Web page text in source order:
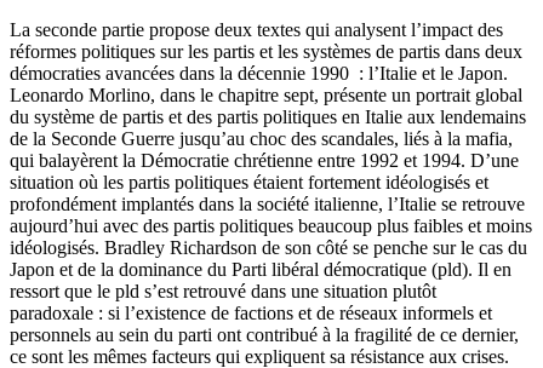
La seconde partie propose deux textes qui analysent l’impact des
réformes politiques sur les partis et les systèmes de partis dans deux
démocraties avancées dans la décennie 1990 : l’Italie et le Japon.
Leonardo Morlino, dans le chapitre sept, présente un portrait global
du système de partis et des partis politiques en Italie aux lendemains
de la Seconde Guerre jusqu’au choc des scandales, liés à la mafia,
qui balayèrent la Démocratie chrétienne entre 1992 et 1994. D’une
situation où les partis politiques étaient fortement idéologisés et
profondément implantés dans la société italienne, l’Italie se retrouve
aujourd’hui avec des partis politiques beaucoup plus faibles et moins
idéologisés. Bradley Richardson de son côté se penche sur le cas du
Japon et de la dominance du Parti libéral démocratique (pld). Il en
ressort que le pld s’est retrouvé dans une situation plutôt
paradoxale : si l’existence de factions et de réseaux informels et
personnels au sein du parti ont contribué à la fragilité de ce dernier,
ce sont les mêmes facteurs qui expliquent sa résistance aux crises.